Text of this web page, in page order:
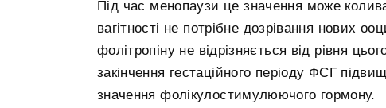
Під час менопаузи це значення може
вагітності не потрібне дозрівання нових
фолітропіну не відрізняється від рівня
закінчення гестаційного періоду ФСГ
значення фолікулостимулюючого гормону.